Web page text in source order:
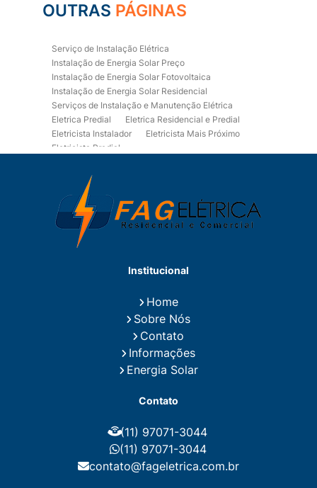
OUTRAS PÁGINAS
Serviço de Instalação Elétrica
Instalação de Energia Solar Preço
Instalação de Energia Solar Fotovoltaica
Instalação de Energia Solar Residencial
Serviços de Instalação e Manutenção Elétrica
Eletrica Predial
Eletrica Residencial e Predial
Eletricista Instalador
Eletricista Mais Próximo
Eletricista Predial
Eletricista Residencial
Eletricista Residencial E Predial
Eletricistas de Manutenção
Empresa de Instalações Elétricas
Empresa de Manutenção Eletrica
Empresa de Prestação de Serviços Eletricos
Fiação para Instalação Eletrica Residencial
Instalação de Energia Solar Residencial Preço
Instalação de Painel Solar
Instalação de Placa Solar
Instalação de Sistema Fotovoltaico
Instalação E Manutenção Elétrica
Instalação Elétrica Comercial
Instalação Elétrica Residencial Simples
Instalações Elétricas Prediais
Instalações Elétricas Residenciais
Instalador de Energia Solar
Instalador de Placa Solar
Institucional
Home
Sobre Nós
Contato
Informações
Energia Solar
Contato
(11) 97071-3044
(11) 97071-3044
contato@fageletrica.com.br